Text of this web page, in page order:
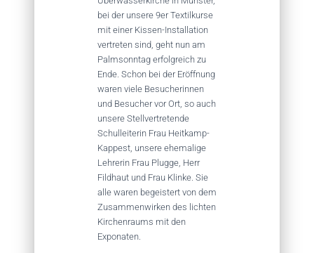
bei der unsere 9er Textilkurse
mit einer Kissen-Installation
vertreten sind, geht nun am
Palmsonntag erfolgreich zu
Ende. Schon bei der Eröffnung
waren viele Besucherinnen
und Besucher vor Ort, so auch
unsere Stellvertretende
Schulleiterin Frau Heitkamp-
Kappest, unsere ehemalige
Lehrerin Frau Plugge, Herr
Fildhaut und Frau Klinke. Sie
alle waren begeistert von dem
Zusammenwirken des lichten
Kirchenraums mit den
Exponaten.